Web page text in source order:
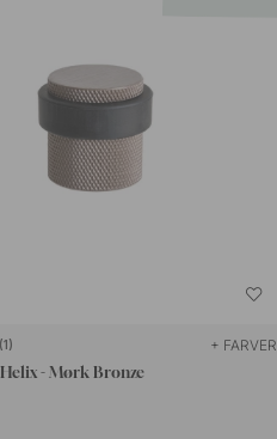
1 + FARVER
- Mørk Bronze